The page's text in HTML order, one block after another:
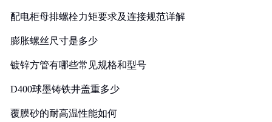
配电柜母排螺栓力矩要求及连接规范详解
膨胀螺丝尺寸是多少
镀锌方管有哪些常见规格和型号
D400球墨铸铁井盖重多少
覆膜砂的耐高温性能如何